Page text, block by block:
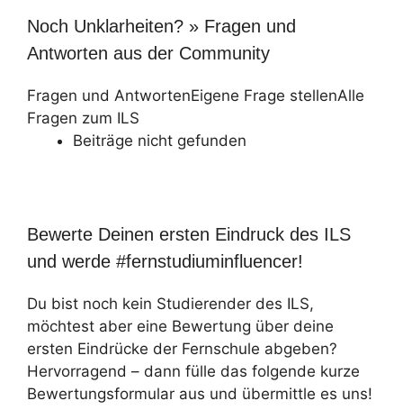
Noch Unklarheiten? » Fragen und
Antworten aus der Community
Fragen und AntwortenEigene Frage stellenAlle
Fragen zum ILS
Beiträge nicht gefunden
Bewerte Deinen ersten Eindruck des ILS
und werde #fernstudiuminfluencer!
Du bist noch kein Studierender des ILS,
möchtest aber eine Bewertung über deine
ersten Eindrücke der Fernschule abgeben?
Hervorragend – dann fülle das folgende kurze
Bewertungsformular aus und übermittle es uns!